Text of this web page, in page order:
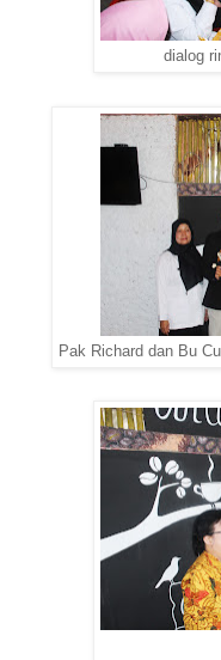
dialog
Pak Richard dan Bu